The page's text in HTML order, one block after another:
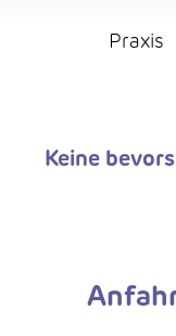
Praxis
Keine